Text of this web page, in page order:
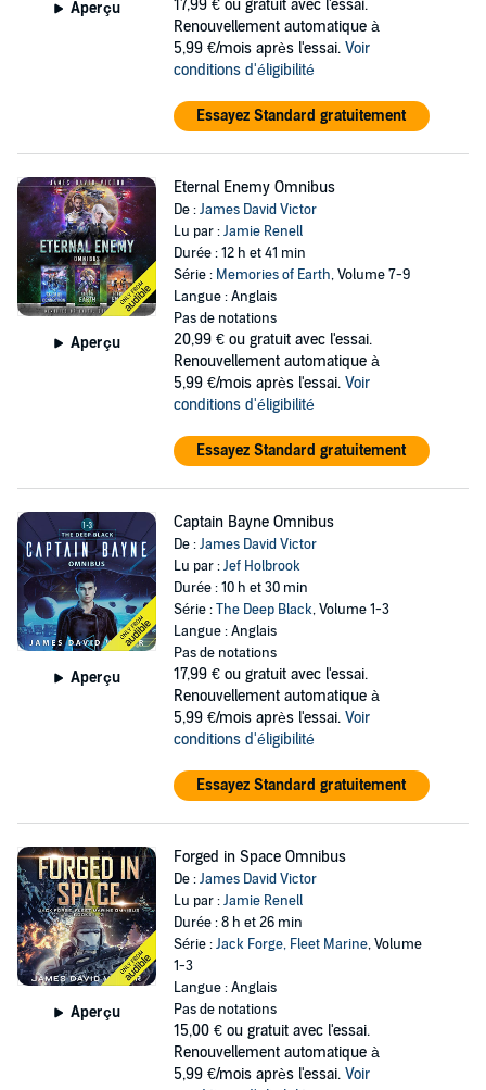
Aperçu 17,99 € ou gratuit avec l'essai.
Renouvellement automatique à
5,99 €/mois après l'essai. Voir
conditions d'éligibilité
Essayez Standard gratuitement
Aperçu
Eternal Enemy Omnibus
De :James David Victor
Lu par :Jamie Renell
Durée : 12 h et 41 min
Série : Memories of Earth, Volume 7-9
Langue : Anglais
Pas de notations
20,99 € ou gratuit avec l'essai.
Renouvellement automatique à
5,99 €/mois après l'essai. Voir
conditions d'éligibilité
Essayez Standard gratuitement
Aperçu
Captain Bayne Omnibus
De :James David Victor
Lu par :Jef Holbrook
Durée : 10 h et 30 min
Série :The Deep Black, Volume 1-3
Langue : Anglais
Pas de notations
17,99 € ou gratuit avec l'essai.
Renouvellement automatique à
5,99 €/mois après l'essai. Voir
conditions d'éligibilité
Essayez Standard gratuitement
Aperçu
Forged in Space Omnibus
De :James David Victor
Lu par :Jamie Renell
Durée : 8 h et 26 min
Série :Jack Forge, Fleet Marine, Volume
1-3
Langue : Anglais
Pas de notations
15,00 € ou gratuit avec l'essai.
Renouvellement automatique à
5,99 €/mois après l'essai. Voir